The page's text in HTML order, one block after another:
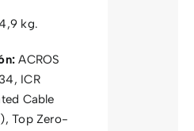
kg.
ACROS
ICR
Cable
Top Zero-